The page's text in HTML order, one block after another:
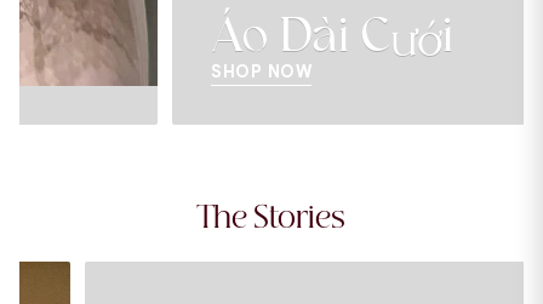
Áo Dài Cưới
SHOP NOW
The Stories